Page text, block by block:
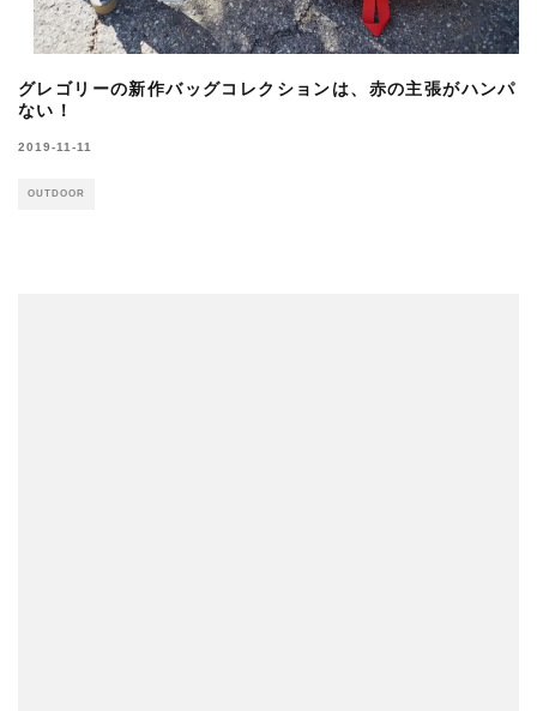
グレゴリーの新作バッグコレクションは、赤の主張がハンパ
ない！
2019-11-11
OUTDOOR